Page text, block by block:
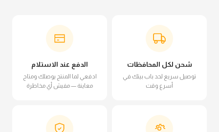
شحن لكل المحافظات
توصيل سريع لحد باب بيتك في
أسرع وقت
الدفع عند الاستلام
ادفعي لما المنتج يوصلك ومتاح
معاينة — مفيش أي مخاطرة